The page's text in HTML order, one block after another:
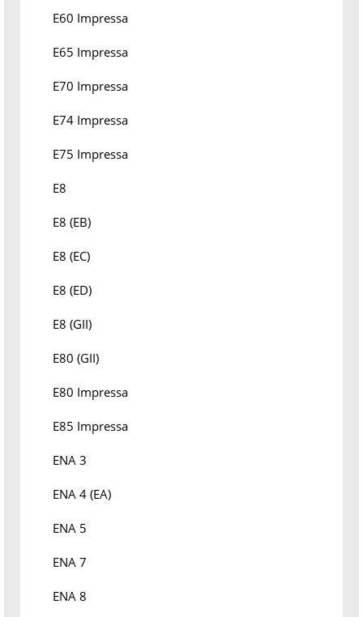
E60 Impressa
E65 Impressa
E70 Impressa
E74 Impressa
E75 Impressa
E8
E8 (EB)
E8 (EC)
E8 (ED)
E8 (GII)
E80 (GII)
E80 Impressa
E85 Impressa
ENA 3
ENA 4 (EA)
ENA 5
ENA 7
ENA 8